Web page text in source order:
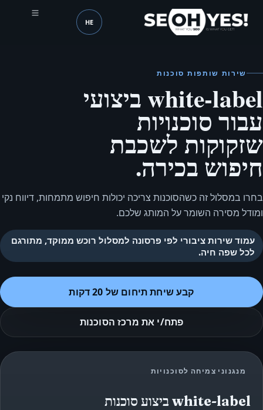
SEOH שפה (mobile header)
HE
שירות שותפות סוכנות
white-label ביצועי
עבור סוכנויות
שזקוקות לשכבת
חיפוש בכירה.
בחרו במסלול זה כשהסוכנות צריכה יכולות חיפוש מתמחות, דיווח נקי
ומודל מסירה השומר על המותג שלכם.
עמוד שירות ציבורי לפי פרסונה למסלול רוכש ממוקד, מתורגם
לכל שפה חיה.
קבע שיחת תיחום של 20 דקות
פתח/י את מרכז הסוכנות
מנגנוני צמיחה לסוכנויות
white-label ביצוע סוכנות